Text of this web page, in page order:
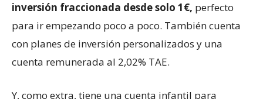
inversión fraccionada desde solo 1€, perfecto
para ir empezando poco a poco. También cuenta
con planes de inversión personalizados y una
cuenta remunerada al 2,02% TAE.
Y, como extra, tiene una cuenta infantil para